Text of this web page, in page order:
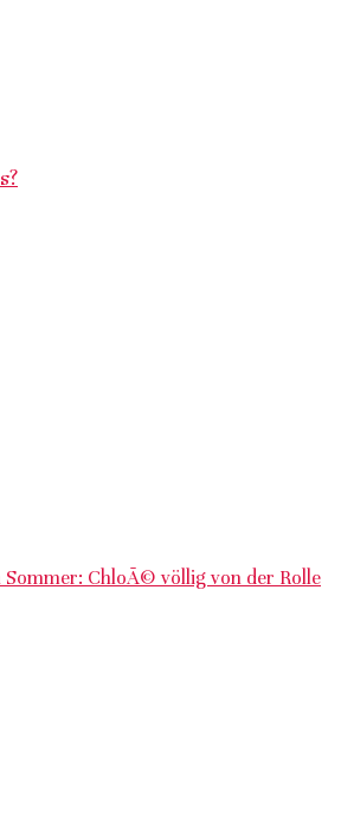
ChloÃ© völlig von der Rolle